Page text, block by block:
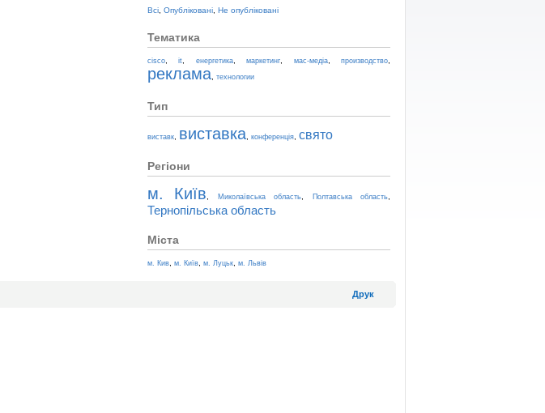
Всі Опубліковані Не опубліковані
Тематика
cisco ,it енергетика,маркетинг мас-медіа,производство
реклама технологии
Тип
виставк виставка конференція свято
Регіони
м. Київ Миколаївська область Полтавська область
Тернопільська область
Міста
м. Кив м. Київ м. Луцьк м. Львів
Друк